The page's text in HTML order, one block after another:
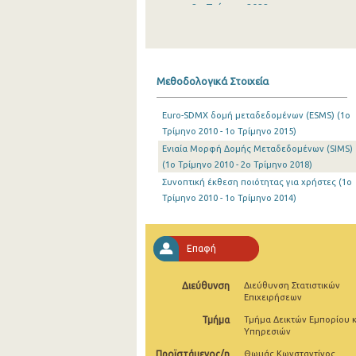
2o Τρίμηνο 2022
2o Τρίμηνο 2021
1o Τρίμηνο 2021
4o Τρίμηνο 2020
2o Τρίμηνο 2020
1o Τρίμηνο 2020
4o Τρίμηνο 2019
3o Τρίμηνο 2019
2o Τρίμηνο 2019
Μεθοδολογικά Στοιχεία
Euro-SDMX δομή μεταδεδομένων (ESMS) (1o
Τρίμηνο 2010 - 1o Τρίμηνο 2015)
Ενιαία Μορφή Δομής Μεταδεδομένων (SIMS)
(1o Τρίμηνο 2010 - 2o Τρίμηνο 2018)
Συνοπτική έκθεση ποιότητας για χρήστες (1o
Τρίμηνο 2010 - 1o Τρίμηνο 2014)
Επαφή
Διεύθυνση
Διεύθυνση Στατιστικών
Επιχειρήσεων
Τμήμα
Τμήμα Δεικτών Εμπορίου
Υπηρεσιών
Θωμάς Κωνσταντίνος